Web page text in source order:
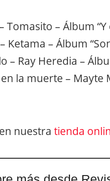
Tomasito – Álbum “Y
Ketama – Álbum
– Ray Heredia –
la muerte – Mayte
nuestra tienda